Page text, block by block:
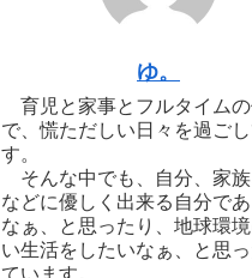
ゆ。
育児と家事とフルタイム
で、慌ただしい日々を過ごし
す。
そんな中でも、自分、家族
などに優しく出来る自分で
なぁ、と思ったり、地球環
い生活をしたいなぁ、と思
ています。